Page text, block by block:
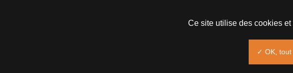
Ce site utilise des cookies
✓ OK, tout